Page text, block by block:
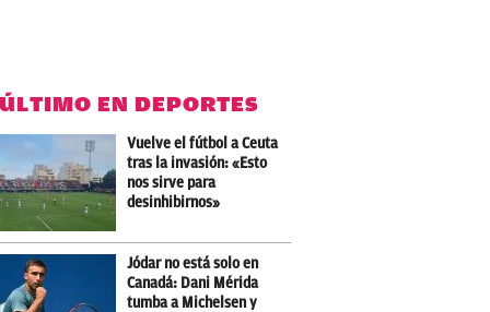
EN DEPORTES
Vuelve el fútbol a Ceuta
tras la invasión: «Esto
nos sirve para
desinhibirnos»
Jódar no está solo en
Canadá: Dani Mérida
tumba a Michelsen y